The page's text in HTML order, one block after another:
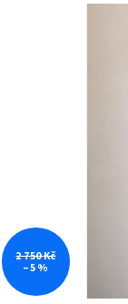
2 750 Kč
–5 %